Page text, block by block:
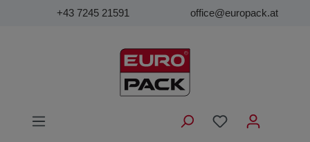
+43 7245 21591 office@europack.at